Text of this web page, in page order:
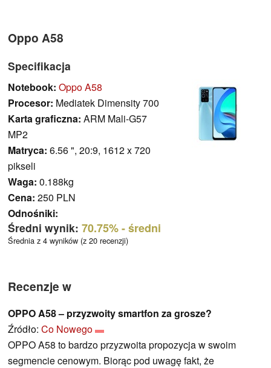
Oppo A58
Specifikacja
Notebook: Oppo A58
Procesor: Mediatek Dimensity 700
Karta graficzna: ARM Mali-G57
MP2
Matryca: 6.56 ", 20:9, 1612 x 720
pikseli
Waga: 0.188kg
Cena: 250 PLN
Odnośniki:
Średni wynik: 70.75%- średni
Średnia z 4 wyników (z 20 recenzji)
Recenzje w
OPPO A58 – przyzwoity smartfon za grosze?
Źródło: Co Nowego
OPPO A58 to bardzo przyzwoita propozycja w swoim
segmencie cenowym. Biorąc pod uwagę fakt, że